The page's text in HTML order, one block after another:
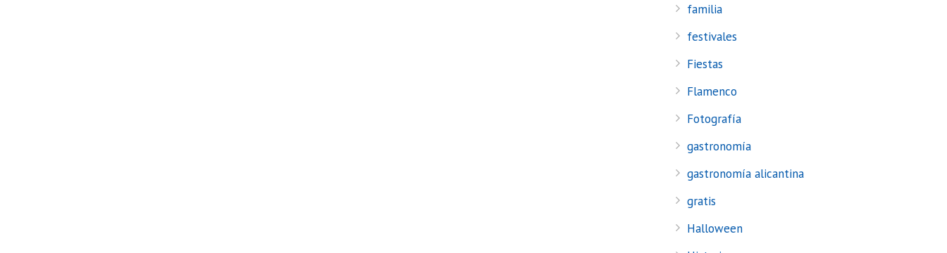
familia
festivales
Fiestas
Flamenco
Fotografía
gastronomía
gastronomía alicantina
gratis
Halloween